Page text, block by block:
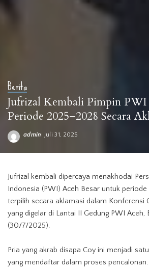
Berita
Jufrizal Kembali Pimpin PWI
Periode 2025–2028 Secara
admin Juli 31, 2025
Jufrizal kembali dipercaya menakhodai
Indonesia (PWI) Aceh Besar untuk
terpilih secara aklamasi dalam Konferensi
yang digelar di Lantai II Gedung PWI Aceh,
(30/7/2025).
Pria yang akrab disapa Coy ini menjadi
yang mendaftar dalam proses